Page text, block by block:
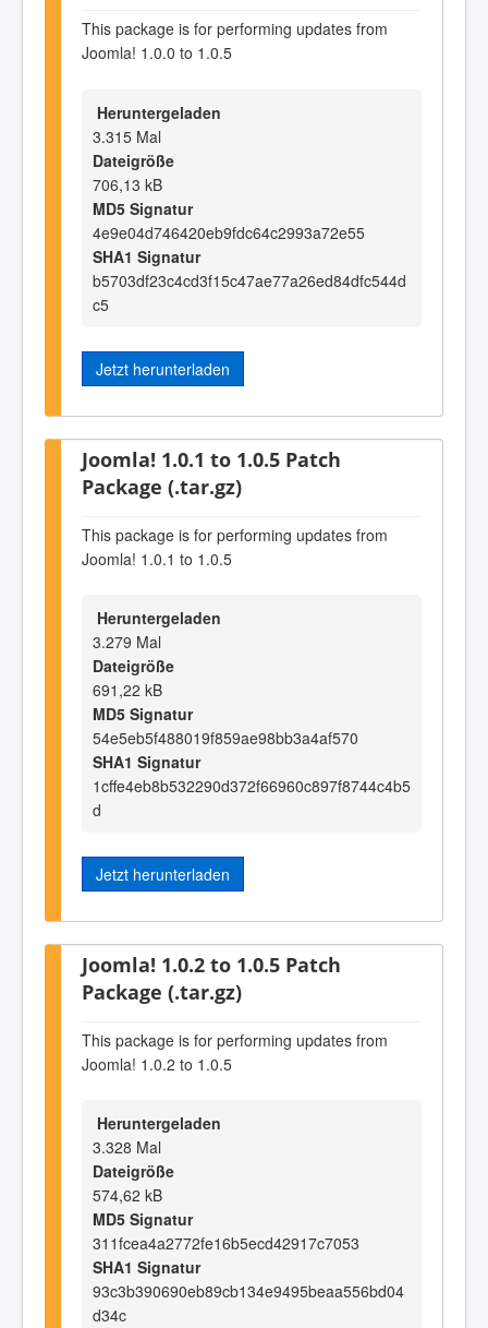
This package is for performing updates from
Joomla! 1.0.0 to 1.0.5
Heruntergeladen
3.315 Mal
Dateigröße
706,13 kB
MD5 Signatur
4e9e04d746420eb9fdc64c2993a72e55
SHA1 Signatur
b5703df23c4cd3f15c47ae77a26ed84dfc544d
c5
Jetzt herunterladen
Joomla! 1.0.1 to 1.0.5 Patch
Package (.tar.gz)
This package is for performing updates from
Joomla! 1.0.1 to 1.0.5
Heruntergeladen
3.279 Mal
Dateigröße
691,22 kB
MD5 Signatur
54e5eb5f488019f859ae98bb3a4af570
SHA1 Signatur
1cffe4eb8b532290d372f66960c897f8744c4b5
d
Jetzt herunterladen
Joomla! 1.0.2 to 1.0.5 Patch
Package (.tar.gz)
This package is for performing updates from
Joomla! 1.0.2 to 1.0.5
Heruntergeladen
3.328 Mal
Dateigröße
574,62 kB
MD5 Signatur
311fcea4a2772fe16b5ecd42917c7053
SHA1 Signatur
93c3b390690eb89cb134e9495beaa556bd04
d34c